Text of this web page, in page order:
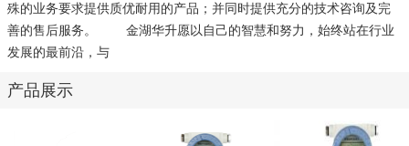
殊的业务要求提供质优耐用的产品；并同时提供充分的技术咨询及完
善的售后服务。 金湖华升愿以自己的智慧和努力，始终站在行业
发展的最前沿，与
产品展示